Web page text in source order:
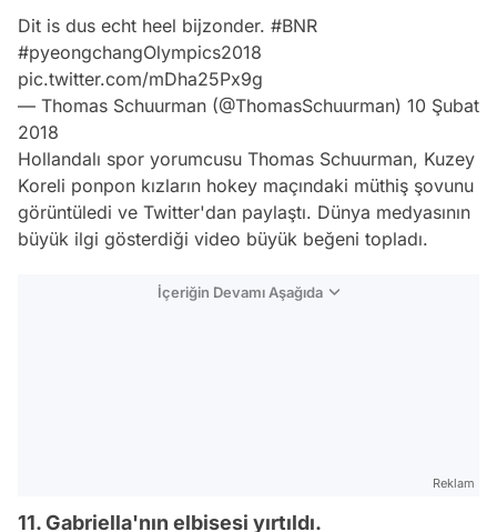
Dit is dus echt heel bijzonder. #BNR
#pyeongchangOlympics2018
pic.twitter.com/mDha25Px9g
— Thomas Schuurman (@ThomasSchuurman) 10 Şubat
2018
Hollandalı spor yorumcusu Thomas Schuurman, Kuzey
Koreli ponpon kızların hokey maçındaki müthiş şovunu
görüntüledi ve Twitter'dan paylaştı. Dünya medyasının
büyük ilgi gösterdiği video büyük beğeni topladı.
İçeriğin Devamı Aşağıda
Reklam
11. Gabriella'nın elbisesi yırtıldı.